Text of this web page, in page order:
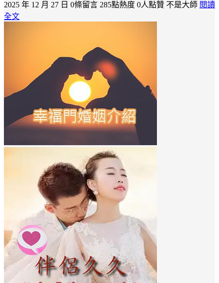
2025 年 12 月 27 日 0條留言 285點熱度 0人點贊 不是大師 閱讀
全文